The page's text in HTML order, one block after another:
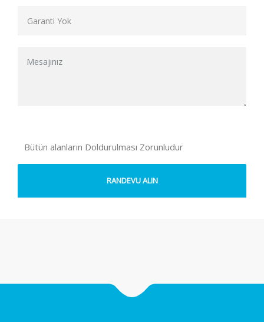
Bütün alanların Doldurulması Zorunludur